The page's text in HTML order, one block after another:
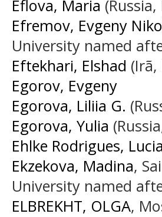
Eflova, Maria
Efremov, Evgeny
University named
Eftekhari, Elshad (Irã,
Egorov, Evgeny
Egorova, Liliia G.
Egorova, Yulia
Ehlke Rodrigues,
Ekzekova, Madina,
University named
ELBREKHT, OLGA,